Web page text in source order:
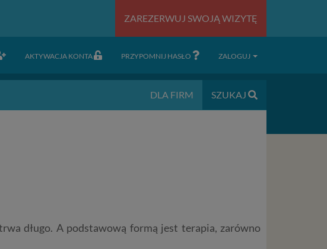
ZAREZERWUJ SWOJĄ WIZYTĘ
AKTYWACJA KONTA PRZYPOMNIJ HASŁO ZALOGUJ
DLA FIRM SZUKAJ
długo. A podstawową formą jest terapia, zarówno